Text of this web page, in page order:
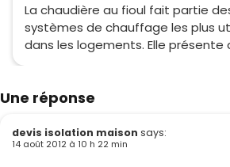
La chaudière au fioul fait partie
systèmes de chauffage les plus
dans les logements. Elle présente
Une réponse
devis isolation maison says:
14 août 2012 à 10 h 22 min